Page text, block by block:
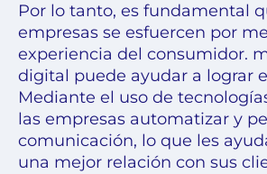
Por lo tanto, es fundamental
empresas se esfuercen por
experiencia del consumidor.
digital puede ayudar a lograr
Mediante el uso de
las empresas automatizar y
comunicación, lo que les
una mejor relación con sus